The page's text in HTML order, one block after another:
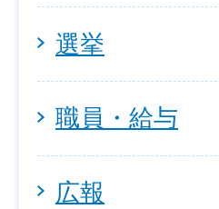
選挙
職員・給与
広報